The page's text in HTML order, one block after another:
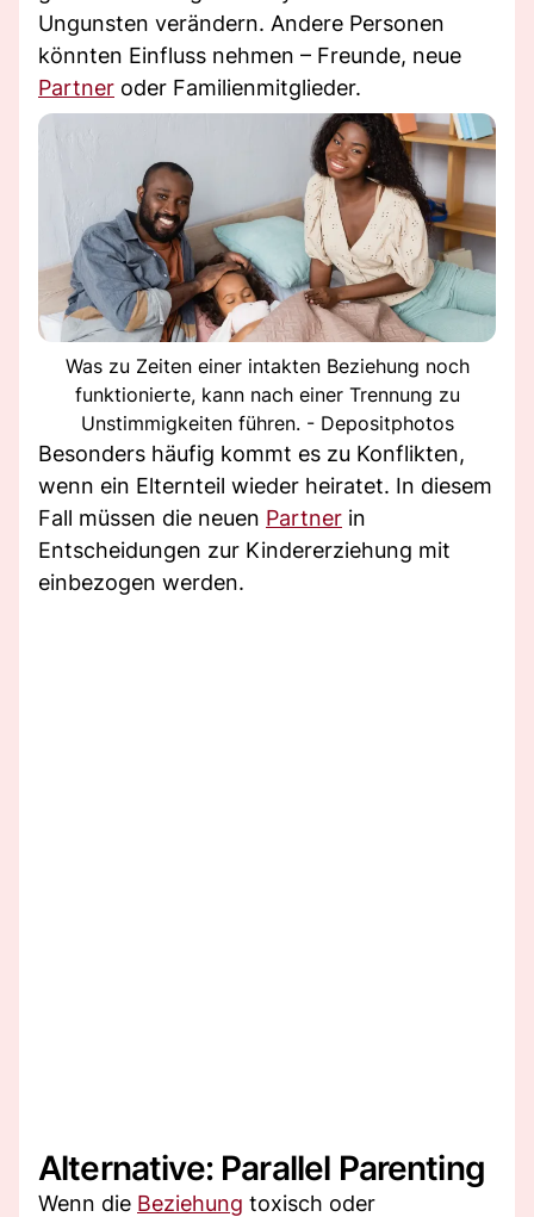
Ungunsten verändern. Andere Personen
könnten Einfluss nehmen – Freunde, neue
Partner oder Familienmitglieder.
Was zu Zeiten einer intakten Beziehung noch
funktionierte, kann nach einer Trennung zu
Unstimmigkeiten führen. - Depositphotos
Besonders häufig kommt es zu Konflikten,
wenn ein Elternteil wieder heiratet. In diesem
Fall müssen die neuen Partner in
Entscheidungen zur Kindererziehung mit
einbezogen werden.
Alternative: Parallel Parenting
Wenn die Beziehung toxisch oder